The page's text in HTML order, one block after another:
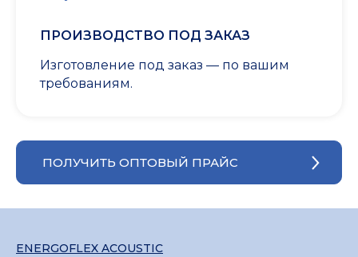
ПРОИЗВОДСТВО ПОД ЗАКАЗ
Изготовление под заказ — по вашим
требованиям.
ПОЛУЧИТЬ ОПТОВЫЙ ПРАЙС
ENERGOFLEX ACOUSTIC